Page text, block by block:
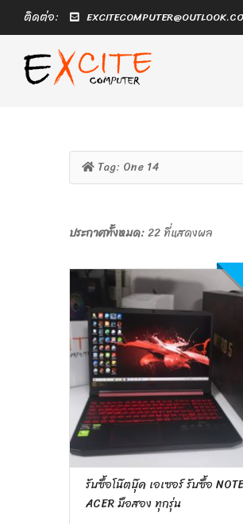
ติดต่อ:
Tag: One 14
ประกาศทั้งหมด:22 ที่แสดงผล
รับซื้อโน๊ตบุ๊ค เอเซอร์ รับซื้อ
ACER มือสอง ทุกรุ่น